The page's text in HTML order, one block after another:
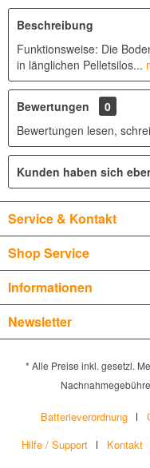
Beschreibung
Funktionsweise: Die
in länglichen Pelletsilos...
Bewertungen
0
Bewertungen lesen,
Kunden haben sich
Service & Kontakt
Shop Service
Informationen
Newsletter
* Alle Preise inkl. gesetzl.
Batterieverordnung
Hilfe / Support
Kontakt